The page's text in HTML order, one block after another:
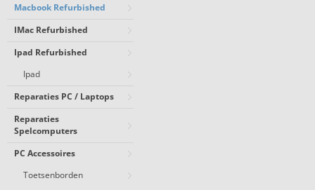
Macbook Refurbished
IMac Refurbished
Ipad Refurbished
Ipad
Reparaties PC / Laptops
Reparaties
Spelcomputers
PC Accessoires
Toetsenborden